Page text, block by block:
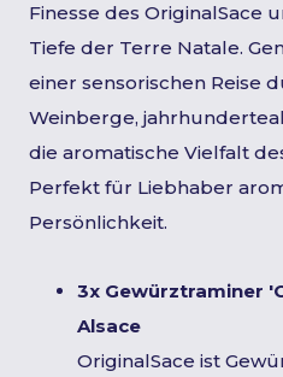
Finesse des OriginalSace
Tiefe der Terre Natale.
einer sensorischen Reise
Weinberge,
die aromatische Vielfalt
Perfekt für Liebhaber
Persönlichkeit.
3x Gewürztraminer
Alsace
OriginalSace ist